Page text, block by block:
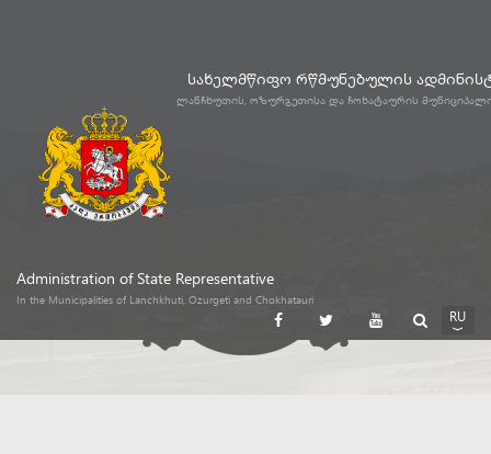
სახელმწიფო რწმუნებულის
ლანჩხუთის, ოზურგეთისა და ჩოხატაურის
Administration of State Representative
In the Municipalities of Lanchkhuti, Ozurgeti and Chokhatauri
RU